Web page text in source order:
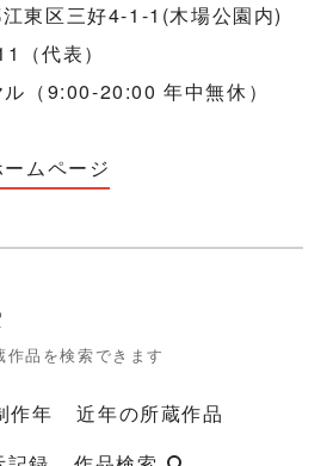
東区三好4-1-1(木場公園内)
（代表）
（9:00-20:00 年中無休）
ムページ
品を検索できます
作年
近年の所蔵作品